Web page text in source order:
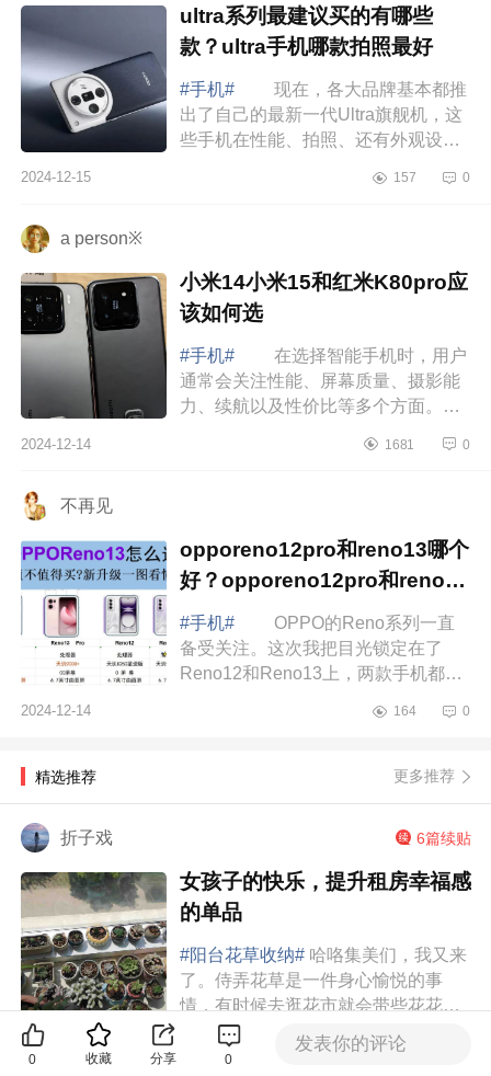
ultra系列最建议买的有哪些
款？ultra手机哪款拍照最好
#手机#
现在，各大品牌基本都推
出了自己的最新一代Ultra旗舰机，这
些手机在性能、拍照、还有外观设计
厉害的技术和最新奇的创意都打包进
2024-12-15 157 0
a person※
小米14小米15和红米K80pro应
该如何选
#手机#
在选择智能手机时，用户
通常会关注性能、屏幕质量、摄影能
力、续航以及性价比等多个方面。小
牌下的热门机型，各自具有独特的优
2024-12-14 1681 0
不再见
opporeno12pro和reno13哪个
好？opporeno12pro和reno13
对比如何选
#手机#
OPPO的Reno系列一直
备受关注。这次我把目光锁定在了
Reno12和Reno13上，两款手机都在
呢 opporeno12pro和reno13哪个
2024-12-14 164 0
精选推荐 更多推荐
折子戏 6篇续贴
女孩子的快乐，提升租房幸福感
的单品
#阳台花草收纳# 哈咯集美们，我又来
了。侍弄花草是一件身心愉悦的事
情，有时候去逛花市就会带些花花草
草回来。久而久之，现在就有个很令
我们头疼的问题了，就是我们阳台的
2020-08-24 4033
0
收藏 分享 0
发表你的评论